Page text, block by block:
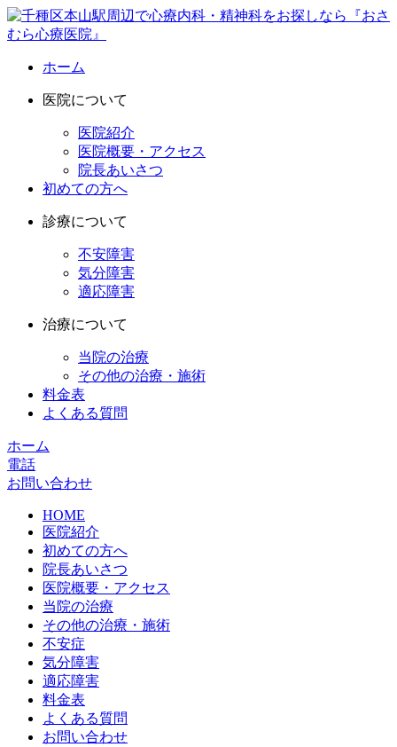
ホーム
医院について
医院紹介
医院概要・アクセス
院長あいさつ
初めての方へ
診療について
不安障害
気分障害
適応障害
治療について
当院の治療
その他の治療・施術
料金表
よくある質問
ホーム
電話
お問い合わせ
HOME
医院紹介
初めての方へ
院長あいさつ
医院概要・アクセス
当院の治療
その他の治療・施術
不安症
気分障害
適応障害
料金表
よくある質問
お問い合わせ